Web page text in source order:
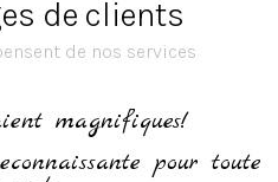
de clients
de nos services
magnifiques!
pour toute